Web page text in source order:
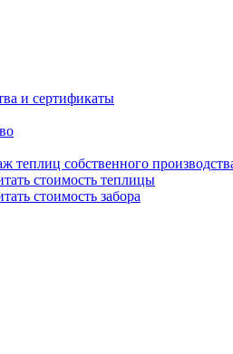
и сертификаты
теплиц собственного
стоимость теплицы
стоимость забора